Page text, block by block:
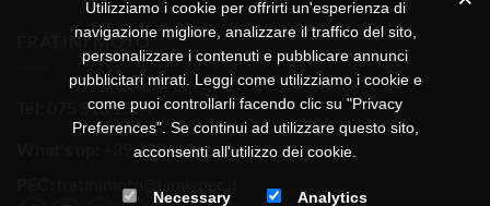
FRATINI MOTO
075 518 1504
+39 3334656649
Utilizziamo i cookie per offrirti un'esperienza di
navigazione migliore, analizzare il traffico del sito,
personalizzare i contenuti e pubblicare annunci
pubblicitari mirati. Leggi come utilizziamo i cookie e
come puoi controllarli facendo clic su "Privacy
Preferences". Se continui ad utilizzare questo sito,
acconsenti all'utilizzo dei cookie.
Necessary Analytics